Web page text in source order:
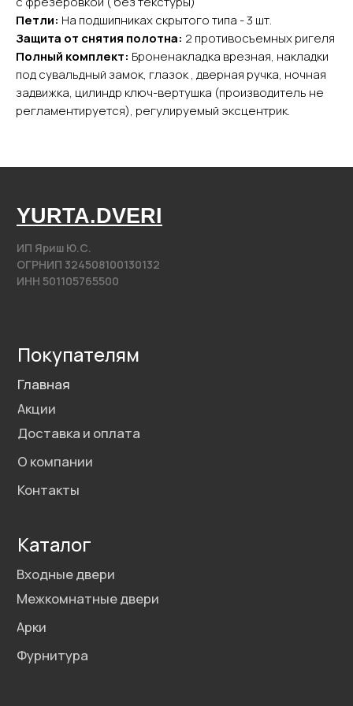
Петли: На подшипниках скрытого типа - 3 шт.
Защита от снятия полотна: 2 противосъемных ригеля
Полный комплект: Броненакладка врезная, накладки
под сувальдный замок, глазок , дверная ручка, ночная
задвижка, цилиндр ключ-вертушка (производитель не
регламентируется), регулируемый эксцентрик.
Фурнитура
Арки
Межкомнатные двери
Входные двери
Контакты
@2020−2025. Все права защищены.